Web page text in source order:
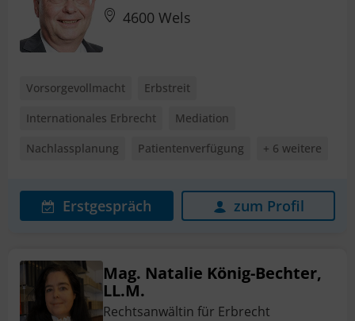
4600 Wels
Vorsorgevollmacht
Erbstreit
Internationales Erbrecht
Mediation
Nachlassplanung
Patientenverfügung + 6 weitere
Erstgespräch zum Profil
Mag. Natalie König-Bechter,
LL.M.
Rechtsanwältin für Erbrecht